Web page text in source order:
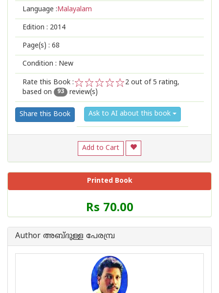
Language :Malayalam
Edition : 2014
Page(s) : 68
Condition : New
Rate this Book :
3
2
1
2 out of 5 rating,
based on
93 review(s)
Share this Book Ask to AI about this book
Add to Cart
Printed Book
Price
of
Book
Rs 70.00
Author അബ്ദുള്ള പേരമ്പ്ര